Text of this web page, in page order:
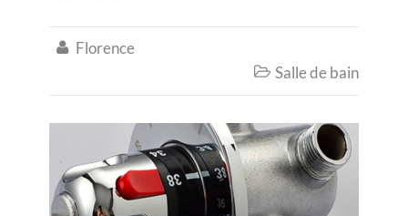
 Florence
 Salle de bain